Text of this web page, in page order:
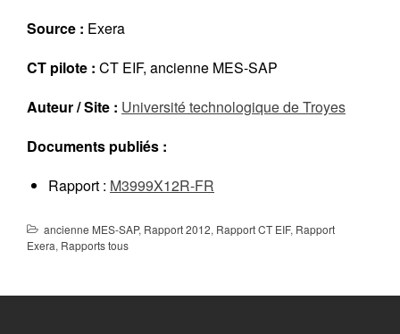
Réalisations récentes
Galerie
Source : Exera
CT pilote : CT EIF, ancienne MES-SAP
Auteur / Site : Université technologique de Troyes
Documents publiés :
Rapport : M3999X12R-FR
ancienne MES-SAP, Rapport 2012, Rapport CT EIF, Rapport
Exera, Rapports tous